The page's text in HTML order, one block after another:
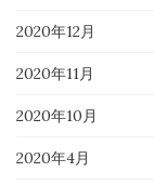
2020年12月
2020年11月
2020年10月
2020年4月